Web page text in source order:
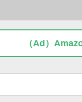
（Ad）